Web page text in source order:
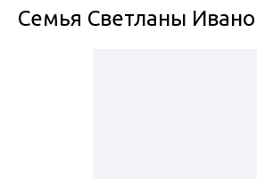
Семья Светланы